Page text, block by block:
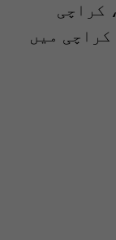
15.34 فیصد، کراچی
ملیر کراچی میں